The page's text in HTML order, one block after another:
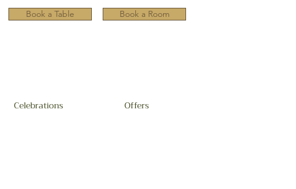
Book a Table Book a Room
Celebrations Offers